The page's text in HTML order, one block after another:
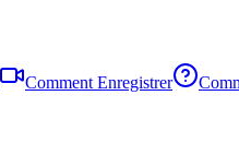
Comment Enregistrer